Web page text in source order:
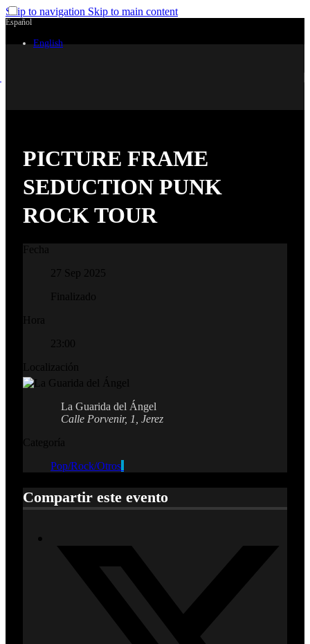
Skip to navigation Skip to main content
Español
English
PICTURE FRAME
SEDUCTION PUNK
ROCK TOUR
Fecha
27 Sep 2025
Finalizado
Hora
23:00
Localización
La Guarida del Ángel
Calle Porvenir, 1, Jerez
Categoría
Pop/Rock/Otros
Compartir este evento